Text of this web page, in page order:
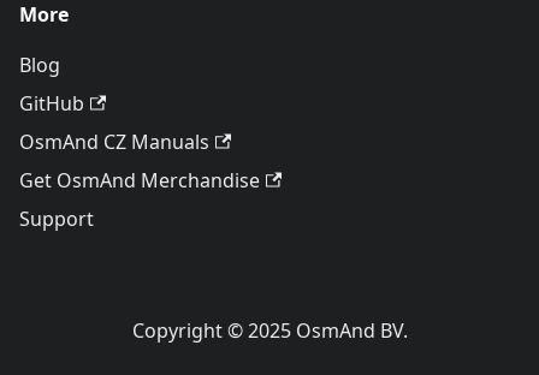
More
Blog
GitHub
OsmAnd CZ Manuals
Get OsmAnd Merchandise
Support
Copyright © 2025 OsmAnd BV.